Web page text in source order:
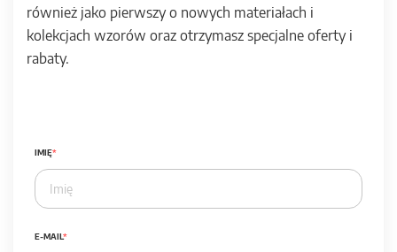
również jako pierwszy o nowych materiałach i
kolekcjach wzorów oraz otrzymasz specjalne oferty i
rabaty.
IMIĘ
E-MAIL